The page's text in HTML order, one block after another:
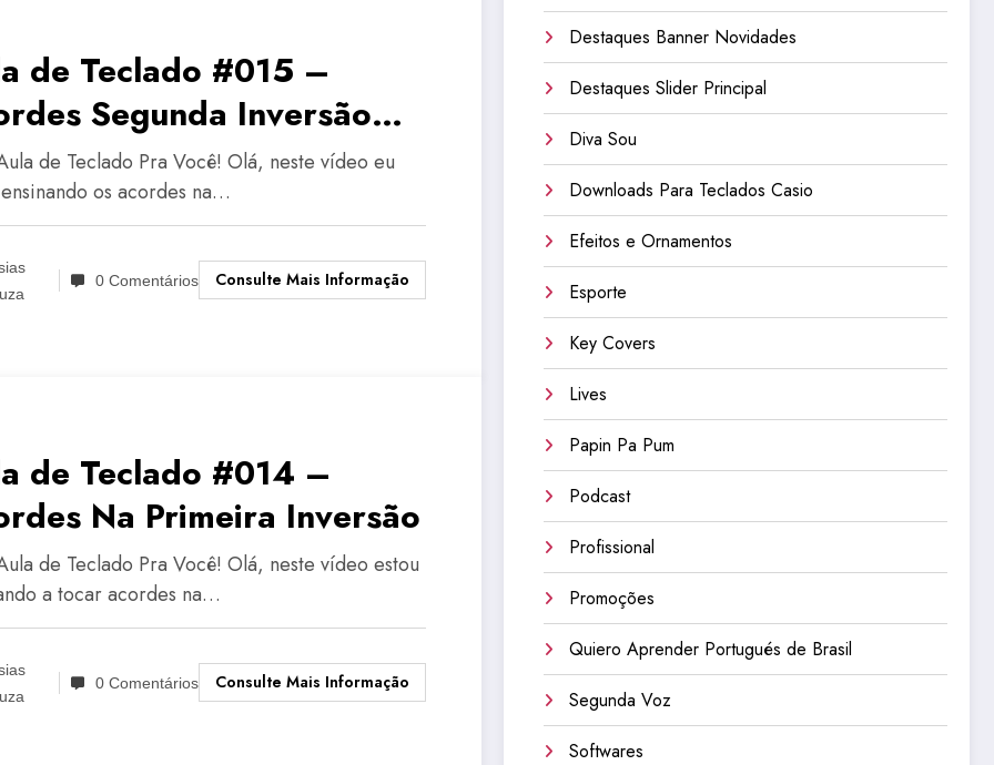
de Teclado #015 –
Segunda Inversão
Inversão
de Teclado Pra Você! Olá, neste vídeo eu
os acordes na…
0 Comentários Consulte Mais Informação
de Teclado #014 –
Na Primeira Inversão
de Teclado Pra Você! Olá, neste vídeo estou
a tocar acordes na…
0 Comentários Consulte Mais Informação
Destaques Banner Novidades
Destaques Slider Principal
Diva Sou
Downloads Para Teclados Casio
Efeitos e Ornamentos
Esporte
Key Covers
Lives
Papin Pa Pum
Podcast
Profissional
Promoções
Quiero Aprender Portugués de Brasil
Segunda Voz
Softwares